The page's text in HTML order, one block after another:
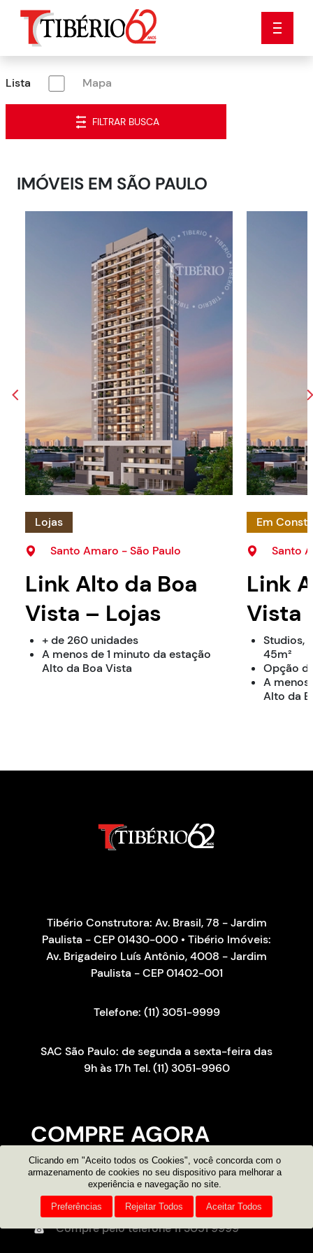
Lista Mapa
FILTRAR BUSCA
IMÓVEIS EM SÃO PAULO
Lojas
Santo Amaro - São Paulo
Link Alto da Boa
Vista – Lojas
+ de 260 unidades
A menos de 1 minuto da estação
Alto da Boa Vista
Em
Santo
Link
Vista
Studios,
45m²
Opção
A menos
Alto da
COMPRE AGORA
Consultor on-line
Atendimento por e-mail
Compre pelo telefone11 3051 9999
Tibério Construtora: Av. Brasil, 78 - Jardim
Paulista - CEP 01430-000 • Tibério Imóveis:
Av. Brigadeiro Luís Antônio, 4008 - Jardim
Paulista - CEP 01402-001
Telefone: (11) 3051-9999
SAC São Paulo: de segunda a sexta-feira das
9h às 17h Tel. (11) 3051-9960
Clicando em "Aceito todos os Cookies", você concorda com o
armazenamento de cookies no seu dispositivo para melhorar a
experiência e navegação no site.
Preferências Rejeitar Todos Aceitar Todos